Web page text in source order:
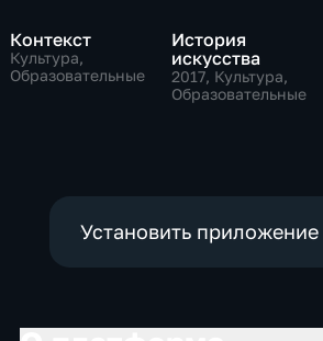
Контекст
Культура,
Образовательные
История
искусства
2017, Культура,
Образовательные
Установить